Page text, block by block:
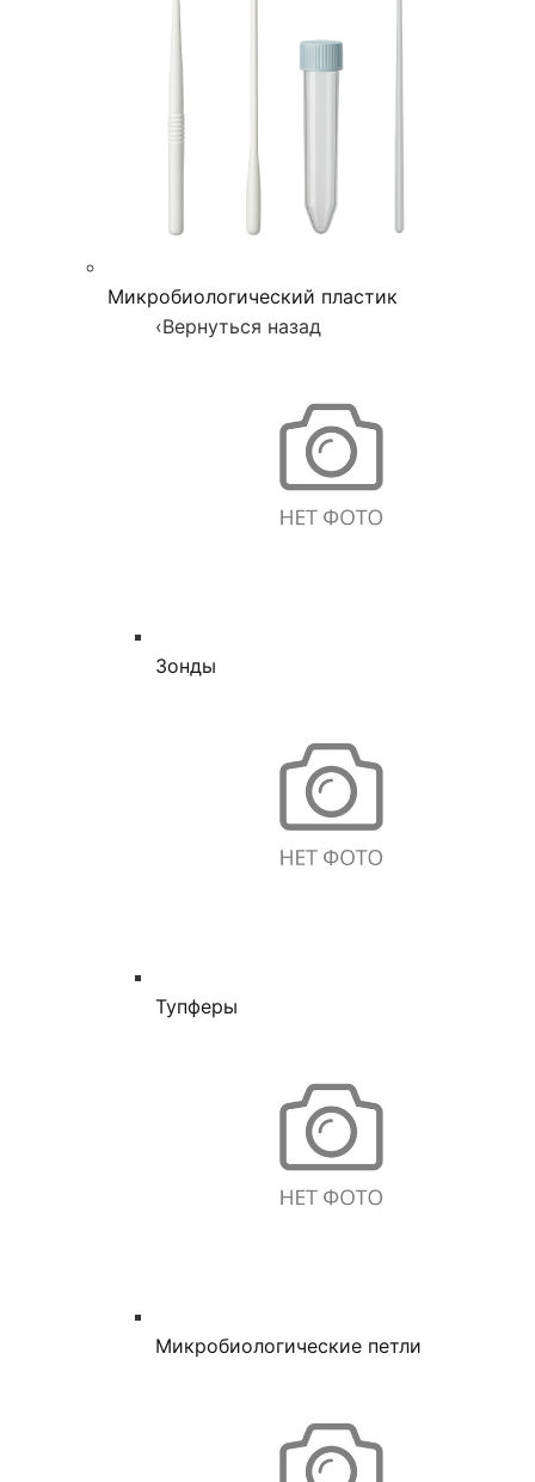
Микробиологический пластик
‹Вернуться назад
Зонды
Тупферы
Микробиологические петли